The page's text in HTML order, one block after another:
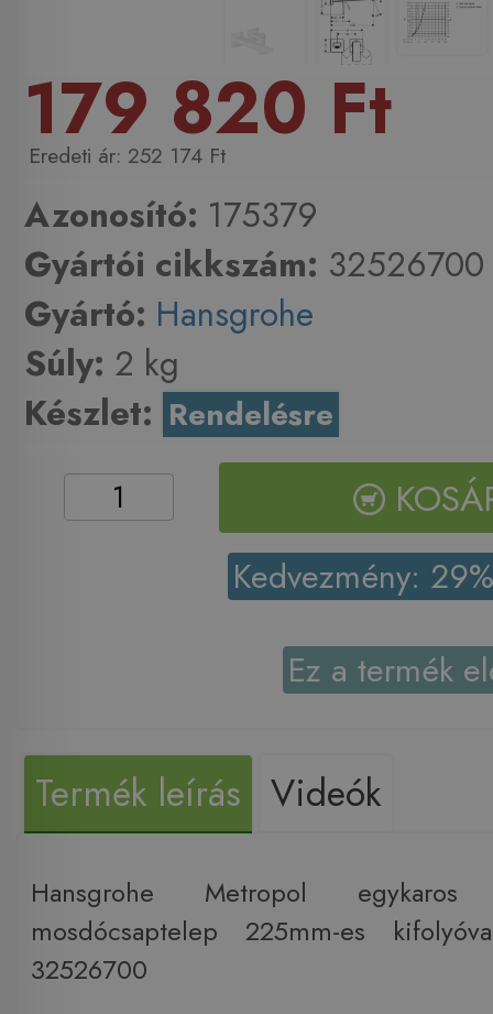
179 820 Ft
252 174 Ft
Azonosító: 175379
Gyártói cikkszám: 32526700
Gyártó: Hansgrohe
Súly: 2 kg
Készlet: Rendelésre
Kedvezmény:
Ez a termék
Termék leírás Videók
Hansgrohe Metropol
mosdócsaptelep 225mm-es
32526700